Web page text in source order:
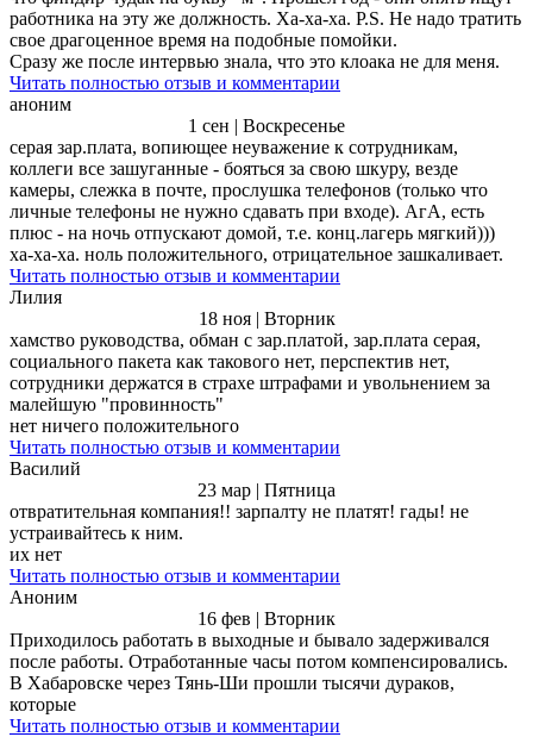
работника на эту же должность. Ха-ха-ха. P.S. Не надо тратить
свое драгоценное время на подобные помойки.
Сразу же после интервью знала, что это клоака не для меня.
Читать полностью отзыв и комментарии
аноним
1 сен | Воскресенье
серая зар.плата, вопиющее неуважение к сотрудникам,
коллеги все зашуганные - бояться за свою шкуру, везде
камеры, слежка в почте, прослушка телефонов (только что
личные телефоны не нужно сдавать при входе). АгА, есть
плюс - на ночь отпускают домой, т.е. конц.лагерь мягкий)))
ха-ха-ха. ноль положительного, отрицательное зашкаливает.
Читать полностью отзыв и комментарии
Лилия
18 ноя | Вторник
хамство руководства, обман с зар.платой, зар.плата серая,
социального пакета как такового нет, перспектив нет,
сотрудники держатся в страхе штрафами и увольнением за
малейшую "провинность"
нет ничего положительного
Читать полностью отзыв и комментарии
Василий
23 мар | Пятница
отвратительная компания!! зарпалту не платят! гады! не
устраивайтесь к ним.
их нет
Читать полностью отзыв и комментарии
Аноним
16 фев | Вторник
Приходилось работать в выходные и бывало задерживался
после работы. Отработанные часы потом компенсировались.
В Хабаровске через Тянь-Ши прошли тысячи дураков,
которые
Читать полностью отзыв и комментарии